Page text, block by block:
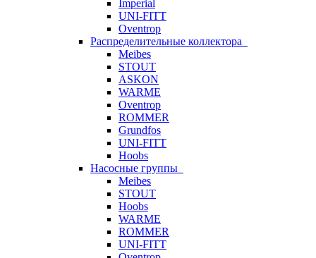
Imperial
UNI-FITT
Oventrop
Распределительные коллектора
Meibes
STOUT
ASKON
WARME
Oventrop
ROMMER
Grundfos
UNI-FITT
Hoobs
Насосные группы
Meibes
STOUT
Hoobs
WARME
ROMMER
UNI-FITT